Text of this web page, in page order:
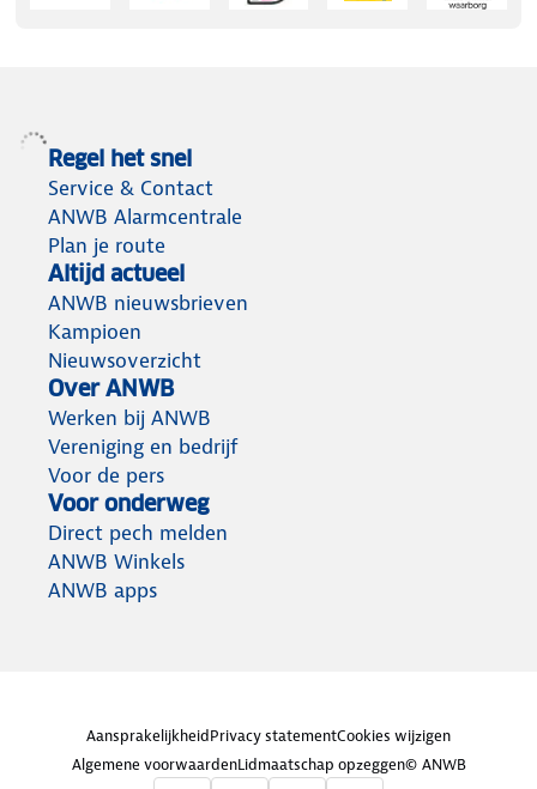
Regel het snel
Service & Contact
ANWB Alarmcentrale
Plan je route
Altijd actueel
ANWB nieuwsbrieven
Kampioen
Nieuwsoverzicht
Over ANWB
Werken bij ANWB
Vereniging en bedrijf
Voor de pers
Voor onderweg
Direct pech melden
ANWB Winkels
ANWB apps
AansprakelijkheidPrivacy statementCookies wijzigen
Algemene voorwaardenLidmaatschap opzeggen© ANWB